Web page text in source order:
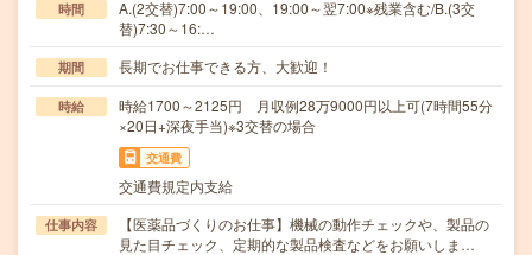
時間
A.(2交替)7:00～19:00、19:00～翌7:00※残業含む/B.(3交
替)7:30～16:…
期間 長期でお仕事できる方、大歓迎！
時給
時給1700～2125円 月収例28万9000円以上可(7時間55分
×20日+深夜手当)※3交替の場合
交通費
交通費規定内支給
仕事内容
【医薬品づくりのお仕事】機械の動作チェックや、製品の
見た目チェック、定期的な製品検査などをお願いしま…